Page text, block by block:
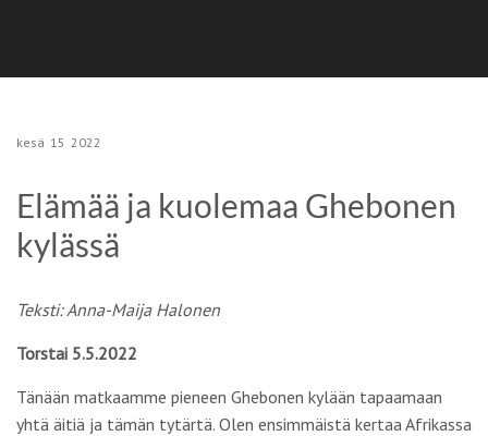
kesä 15 2022
Elämää ja kuolemaa Ghebonen
kylässä
Teksti: Anna-Maija Halonen
Torstai 5.5.2022
Tänään matkaamme pieneen Ghebonen kylään tapaamaan
yhtä äitiä ja tämän tytärtä. Olen ensimmäistä kertaa Afrikassa